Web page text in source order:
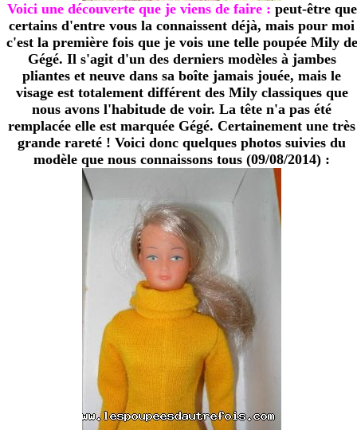
Voici une découverte que je viens de faire : peut-être que
certains d'entre vous la connaissent déjà, mais pour moi
c'est la première fois que je vois une telle poupée Mily de
Gégé. Il s'agit d'un des derniers modèles à jambes
pliantes et neuve dans sa boîte jamais jouée, mais le
visage est totalement différent des Mily classiques que
nous avons l'habitude de voir. La tête n'a pas été
remplacée elle est marquée Gégé. Certainement une très
grande rareté ! Voici donc quelques photos suivies du
modèle que nous connaissons tous (09/08/2014) :